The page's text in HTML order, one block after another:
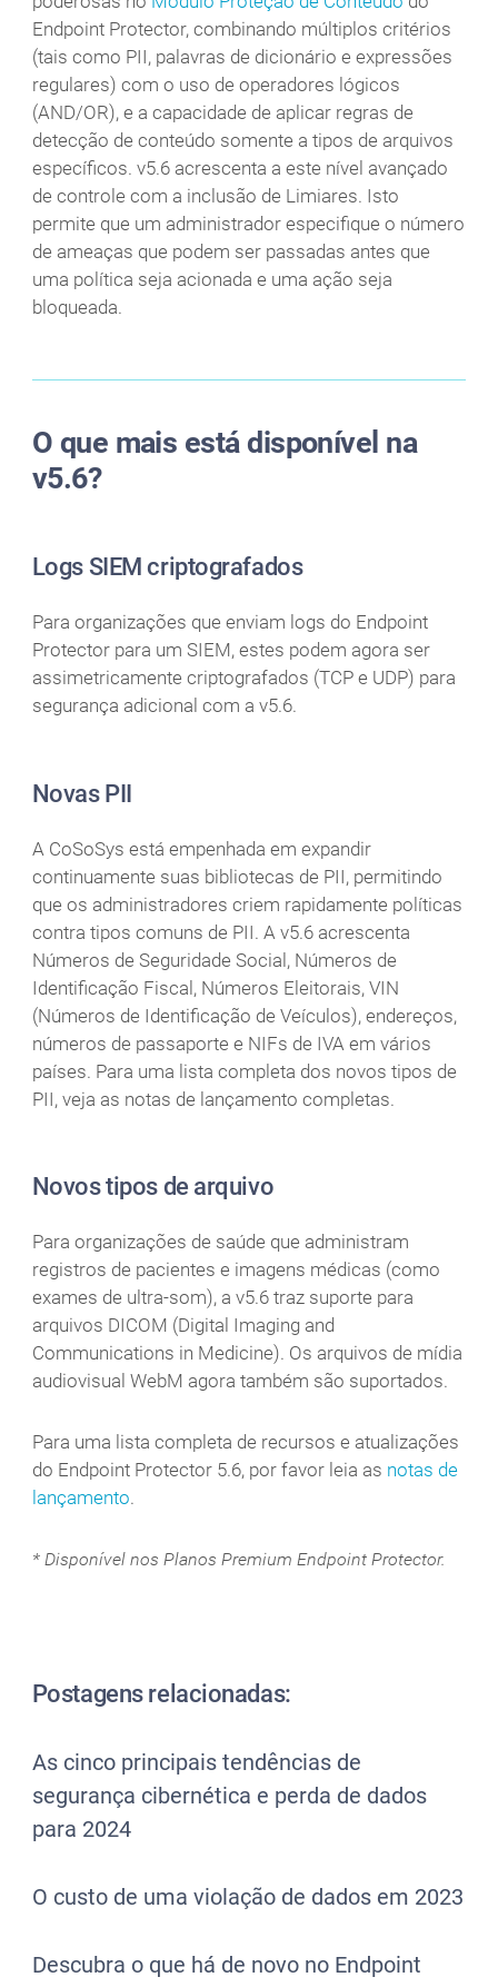
Endpoint Protector, combinando múltiplos critérios
(tais como PII, palavras de dicionário e expressões
regulares) com o uso de operadores lógicos
(AND/OR), e a capacidade de aplicar regras de
detecção de conteúdo somente a tipos de arquivos
específicos. v5.6 acrescenta a este nível avançado
de controle com a inclusão de Limiares. Isto
permite que um administrador especifique o número
de ameaças que podem ser passadas antes que
uma política seja acionada e uma ação seja
bloqueada.
O que mais está disponível na
v5.6?
Logs SIEM criptografados
Para organizações que enviam logs do Endpoint
Protector para um SIEM, estes podem agora ser
assimetricamente criptografados (TCP e UDP) para
segurança adicional com a v5.6.
Novas PII
A CoSoSys está empenhada em expandir
continuamente suas bibliotecas de PII, permitindo
que os administradores criem rapidamente políticas
contra tipos comuns de PII. A v5.6 acrescenta
Números de Seguridade Social, Números de
Identificação Fiscal, Números Eleitorais, VIN
(Números de Identificação de Veículos), endereços,
números de passaporte e NIFs de IVA em vários
países. Para uma lista completa dos novos tipos de
PII, veja as notas de lançamento completas.
Novos tipos de arquivo
Para organizações de saúde que administram
registros de pacientes e imagens médicas (como
exames de ultra-som), a v5.6 traz suporte para
arquivos DICOM (Digital Imaging and
Communications in Medicine). Os arquivos de mídia
audiovisual WebM agora também são suportados.
Para uma lista completa de recursos e atualizações
do Endpoint Protector 5.6, por favor leia as notas de
lançamento.
* Disponível nos Planos Premium Endpoint Protector.
Postagens relacionadas:
As cinco principais tendências de
segurança cibernética e perda de dados
para 2024
O custo de uma violação de dados em 2023
Descubra o que há de novo no Endpoint